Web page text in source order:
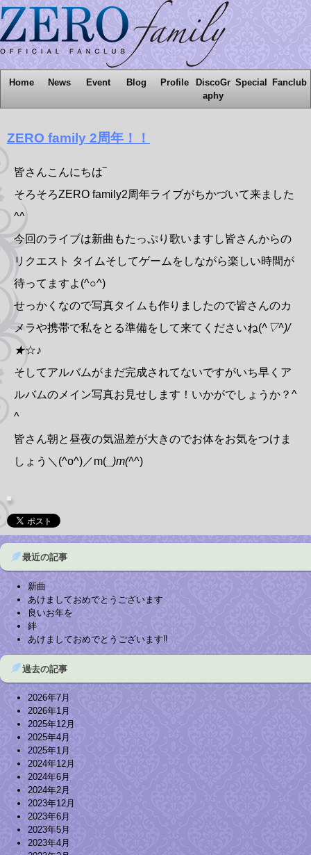
Home News Event Blog Profile
DiscoGr
aphy
Special Fanclub
ZERO family 2周年！！
皆さんこんにちは‾
そろそろZERO family2周年ライブがちかづいて来ました
^^
今回のライブは新曲もたっぷり歌いますし皆さんからの
リクエスト タイムそしてゲームをしながら楽しい時間が
待ってますよ(^○^)
せっかくなので写真タイムも作りましたので皆さんのカ
メラや携帯で私をとる準備をして来てくださいね(^▽^)/
★☆♪
そしてアルバムがまだ完成されてないですがいち早くア
ルバムのメイン写真お見せします！いかがでしょうか？^
^
皆さん朝と昼夜の気温差が大きのでお体をお気をつけま
しょう＼(^o^)／m( _)m(^^)
最近の記事
新曲
あけましておめでとうございます
良いお年を
絆
あけましておめでとうございます‼︎
過去の記事
2026年7月
2026年1月
2025年12月
2025年4月
2025年1月
2024年12月
2024年6月
2024年2月
2023年12月
2023年6月
2023年5月
2023年4月